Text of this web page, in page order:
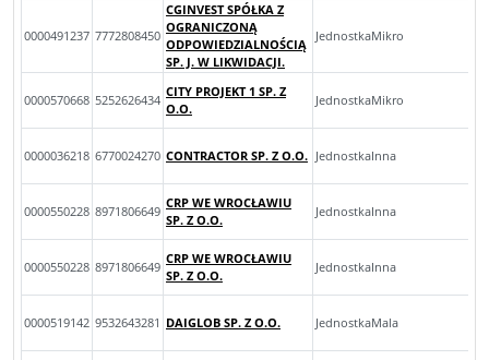
0000491237 7772808450
CGINVEST SPÓŁKA Z
OGRANICZONĄ
ODPOWIEDZIALNOŚCIĄ
SP. J. W LIKWIDACJI.
JednostkaMikro
0000570668 5252626434
CITY PROJEKT 1 SP. Z
O.O.
JednostkaMikro
0000036218 6770024270 CONTRACTOR SP. Z O.O. JednostkaInna
0000550228 8971806649
CRP WE WROCŁAWIU
SP. Z O.O.
JednostkaInna
0000550228 8971806649
CRP WE WROCŁAWIU
SP. Z O.O.
JednostkaInna
0000519142 9532643281 DAIGLOB SP. Z O.O. JednostkaMala